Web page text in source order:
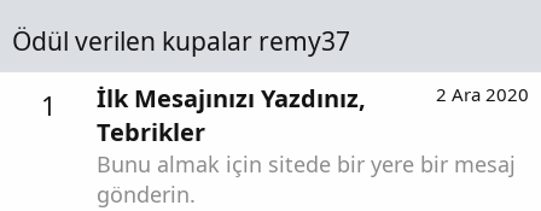
Ödül verilen kupalar remy37
1 2 Ara 2020
İlk Mesajınızı Yazdınız,
Tebrikler
Bunu almak için sitede bir yere bir mesaj
gönderin.